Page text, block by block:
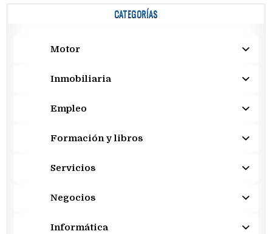
CATEGORÍAS
Motor
Inmobiliaria
Empleo
Formación y libros
Servicios
Negocios
Informática